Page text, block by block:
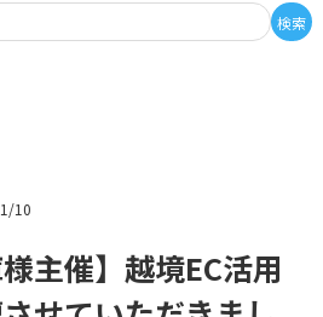
検索
10
主催】越境EC活用